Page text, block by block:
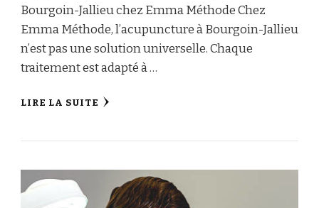
Bourgoin-Jallieu chez Emma Méthode Chez
Emma Méthode, l’acupuncture à Bourgoin-Jallieu
n’est pas une solution universelle. Chaque
traitement est adapté à …
LIRE LA SUITE